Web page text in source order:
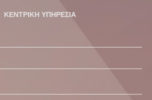
ΚΕΝΤΡΙΚΗ ΥΠΗΡΕΣΙΑ